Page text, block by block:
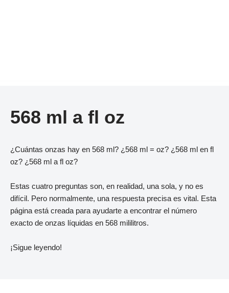
568 ml a fl oz
¿Cuántas onzas hay en 568 ml? ¿568 ml = oz? ¿568 ml en fl
oz? ¿568 ml a fl oz?
Estas cuatro preguntas son, en realidad, una sola, y no es
difícil. Pero normalmente, una respuesta precisa es vital. Esta
página está creada para ayudarte a encontrar el número
exacto de onzas líquidas en 568 mililitros.
¡Sigue leyendo!